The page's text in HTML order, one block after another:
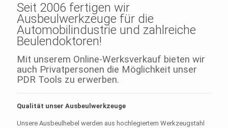
Seit 2006 fertigen wir
Ausbeulwerkzeuge für die
Automobilindustrie und zahlreiche
Beulendoktoren!
Mit unserem Online-Werksverkauf bieten wir
auch Privatpersonen die Möglichkeit unser
PDR Tools zu erwerben.
Qualität unser Ausbeulwerkzeuge
Unsere Ausbeulhebel werden aus hochlegiertem Werkzeugstahl